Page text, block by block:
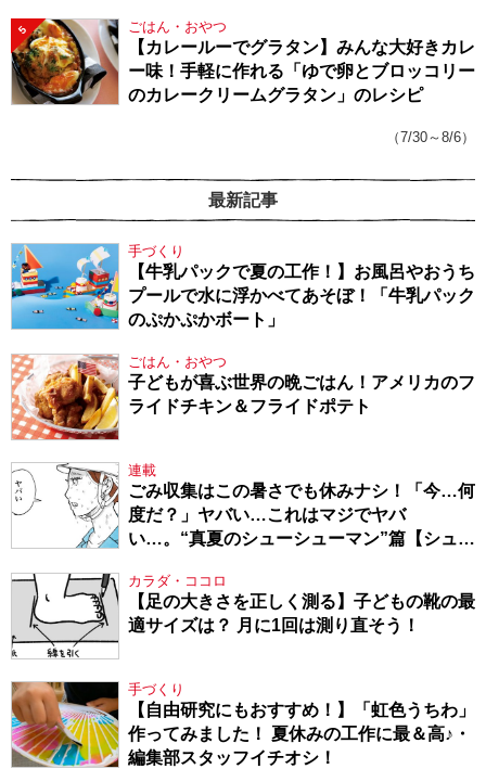
5 ごはん・おやつ
【カレールーでグラタン】みんな大好きカレ
ー味！手軽に作れる「ゆで卵とブロッコリー
のカレークリームグラタン」のレシピ
（7/30～8/6）
最新記事
手づくり
【牛乳パックで夏の工作！】お風呂やおうち
プールで水に浮かべてあそぼ！「牛乳パック
のぷかぷかボート」
ごはん・おやつ
子どもが喜ぶ世界の晩ごはん！アメリカのフ
ライドチキン＆フライドポテト
連載
ごみ収集はこの暑さでも休みナシ！「今…何
度だ？」ヤバい…これはマジでヤバ
い…。“真夏のシューシューマン”篇【シュー
カラダ・ココロ
【足の大きさを正しく測る】子どもの靴の最
適サイズは？ 月に1回は測り直そう！
手づくり
【自由研究にもおすすめ！】「虹色うちわ」
作ってみました！ 夏休みの工作に最＆高♪・
編集部スタッフイチオシ！